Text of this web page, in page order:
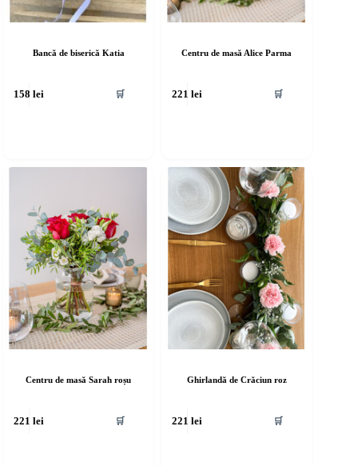
Bancă de biserică Katia
158lei 🛒
Centru de masă Alice Parma
221lei 🛒
Centru de masă Sarah roșu
221lei 🛒
Ghirlandă de Crăciun roz
221lei 🛒